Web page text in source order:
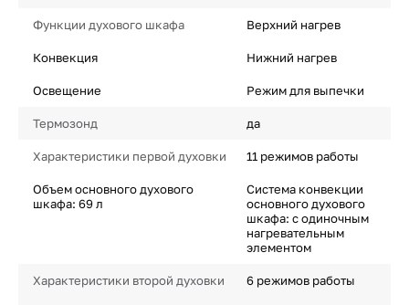
Функции духового шкафа Верхний нагрев
Конвекция Нижний нагрев
Освещение Режим для выпечки
Термозонд да
Характеристики первой духовки 11 режимов работы
Объем основного духового
шкафа: 69 л
Система конвекции
основного духового
шкафа: с одиночным
нагревательным
элементом
Характеристики второй духовки 6 режимов работы